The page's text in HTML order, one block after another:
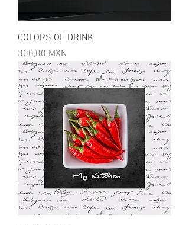
COLORS OF DRINK
Precio
300,00 MXN